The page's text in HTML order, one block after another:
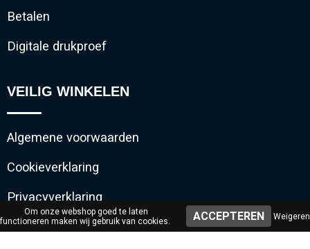
Betalen
Digitale drukproef
VEILIG WINKELEN
Algemene voorwaarden
Cookieverklaring
Privacyverklaring
Disclaimer
Om onze webshop goed te laten
functioneren maken wij gebruik van cookies.
Weigeren